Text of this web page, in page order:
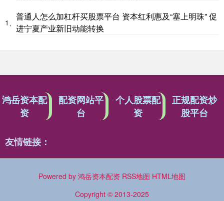
1、
普通人怎么加杠杆买股票平台 资本红利惠及“塞上明珠” 促
进宁夏产业新旧动能转换
鸿岳资本配
资
配资网站平
台
个人股票配
资
正规配资炒
股平台
友情链接：
Powered by 鸿岳资本配资 RSS地图 HTML地图
Copyright © 2013-2025